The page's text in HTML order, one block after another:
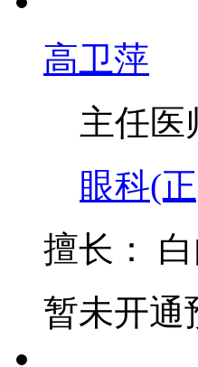
高卫萍
主任医
眼科(
擅长：
暂未开通